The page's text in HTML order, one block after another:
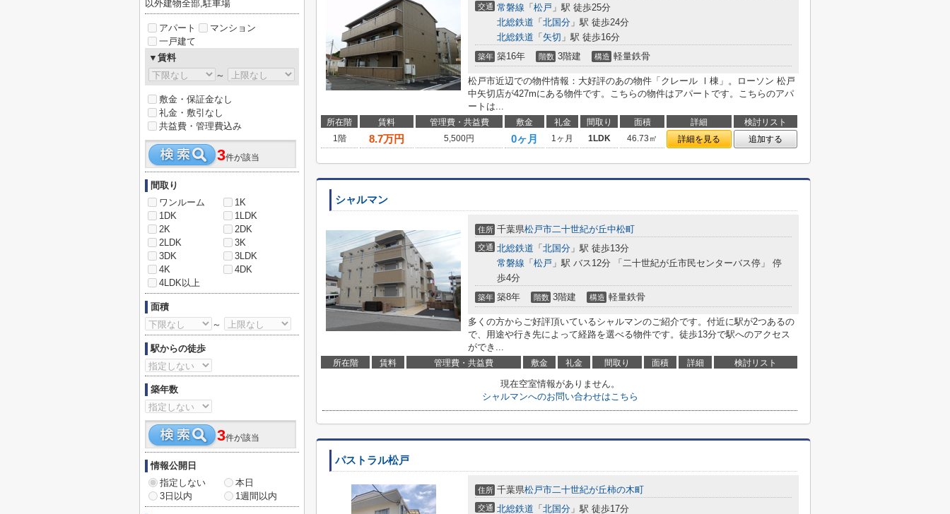
交通 常磐線 「 松戸 」駅 徒歩25分
北総鉄道 「 北国分 」駅 徒歩24分
北総鉄道 「 矢切 」駅 徒歩16分
築年 築16年 階数 3階建 構造 軽量鉄骨
松戸市近辺での物件情報：大好評のあの物件「クレール Ⅰ棟」。ローソン 松戸
中矢切店が427mにある物件です。こちらの物件はアパートです。こちらのアパ
ートは...
所在階 賃料 管理費・共益費 敷金 礼金 間取り 面積 詳細
検討リスト
1階
8.7万円 5,500円 0ヶ月 1ヶ月 1LDK 46.73㎡ 詳細を見る 追加する
シャルマン
住所 千葉県松戸市二十世紀が丘中松町
交通 北総鉄道 「 北国分 」駅 徒歩13分
常磐線 「 松戸 」駅 バス12分 「二十世紀が丘市民センターバス停」 停
歩4分
築年 築8年 階数 3階建 構造 軽量鉄骨
多くの方からご好評頂いているシャルマンのご紹介です。付近に駅が2つあるの
で、用途や行き先によって経路を選べる物件です。徒歩13分で駅へのアクセス
ができ...
所在階 賃料 管理費・共益費 敷金 礼金 間取り 面積 詳細 検討リスト
現在空室情報がありません。
シャルマンへのお問い合わせはこちら
パストラル松戸
住所 千葉県松戸市二十世紀が丘柿の木町
交通 北総鉄道 「 北国分 」駅 徒歩17分
以外建物全部,駐車場
アパート
マンション
一戸建て
▼賃料
～
敷金・保証金なし
礼金・敷引なし
共益費・管理費込み
3件が該当
間取り
ワンルーム
1K
1DK
1LDK
2K
2DK
2LDK
3K
3DK
3LDK
4K
4DK
4LDK以上
面積
～
駅からの徒歩
築年数
3件が該当
情報公開日
指定しない
本日
3日以内
1週間以内